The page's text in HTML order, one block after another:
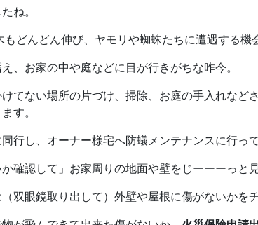
ね。
どんどん伸び、ヤモリや蜘蛛たちに遭遇する機
、お家の中や庭などに目が行きがちな昨今。
てない場所の片づけ、掃除、お庭の手入れなど
す。
行し、オーナー様宅へ防蟻メンテナンスに行って
か確認して」お家周りの地面や壁をじーーーっと
双眼鏡取り出して）外壁や屋根に傷がないかを